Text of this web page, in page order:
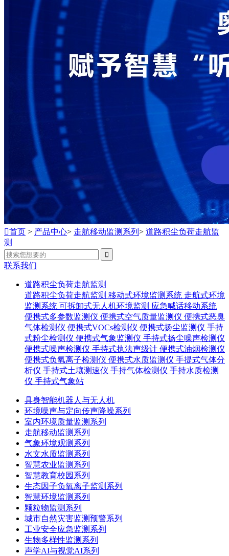
首页 > 产品中心> 走航移动监测系列 > 道路积尘负荷走航监
测

联系我们
道路积尘负荷走航监测
道路积尘负荷走航监测 移动式环境监测系统 走航式环境
监测系统 可拆卸式无人机环境监测 应急喊话移动系统
便携式多参数监测仪 便携式空气质量监测仪 便携式恶臭
气体检测仪 便携式VOCs检测仪 便携式扬尘监测仪 手持
式粉尘检测仪 便携式气象监测仪 手持式扬尘噪声检测仪
便携式噪声检测仪 手持式执法声级计 便携式油烟检测仪
便携式负氧离子检测仪 便携式水质监测仪 手提式气体分
析仪 手持式土壤测速仪 手持气体检测仪 手持水质检测
仪 手持式气象站
具身智能机器人与无人机
环境噪声与定向传声降噪系列
室内环境质量监测系列
走航移动监测系列
气象环境观测系列
水文水质监测系列
智慧农业监测系列
智慧教育校园系列
生态因子负氧离子监测系列
智慧环境监测系列
颗粒物监测系列
城市自然灾害监测预警系列
工业安全应急监测系列
生物多样性监测系列
声学AI与视觉AI系列